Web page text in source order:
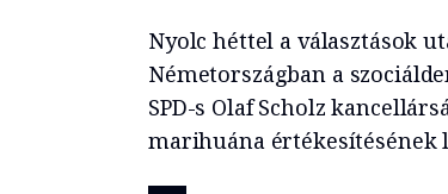
Nyolc héttel a választások
Németországban a
SPD-s Olaf Scholz
marihuána értékesítésének